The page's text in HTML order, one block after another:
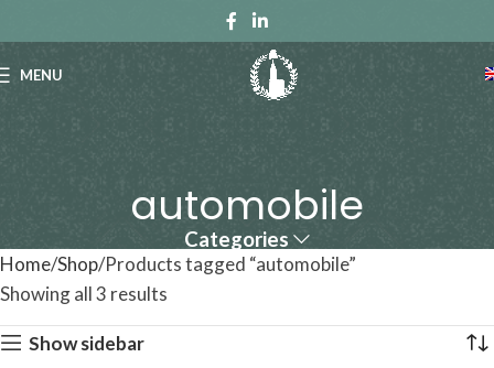
MENU
automobile
Categories
Home Shop Products tagged “automobile”
Showing all 3 results
Show sidebar